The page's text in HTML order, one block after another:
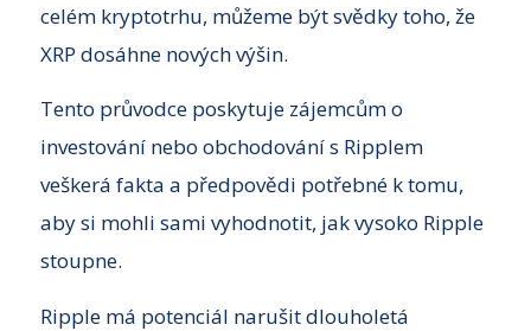
celém kryptotrhu, můžeme být svědky toho, že
XRP dosáhne nových výšin.
Tento průvodce poskytuje zájemcům o
investování nebo obchodování s Ripplem
veškerá fakta a předpovědi potřebné k tomu,
aby si mohli sami vyhodnotit, jak vysoko Ripple
stoupne.
Ripple má potenciál narušit dlouholetá